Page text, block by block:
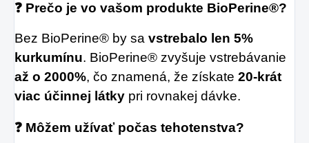
❓ Prečo je vo vašom produkte BioPerine®?
Bez BioPerine® by sa vstrebalo len 5%
kurkumínu. BioPerine® zvyšuje vstrebávanie
až o 2000%, čo znamená, že získate 20-krát
viac účinnej látky pri rovnakej dávke.
❓ Môžem užívať počas tehotenstva?